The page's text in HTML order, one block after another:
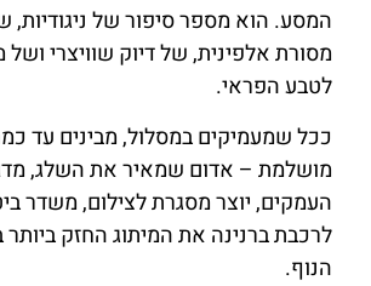
המסע. הוא מספר סיפור של
מסורת אלפינית, של דיוק שוויצרי
לטבע הפראי.
ככל שמעמיקים במסלול, מבינים עד
מושלמת – אדום שמאיר את השלג,
העמקים, יוצר מסגרת לצילום, משדר
לרכבת ברנינה את המיתוג החזק ביותר
הנוף.